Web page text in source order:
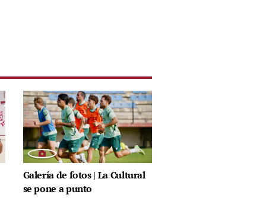
Galería de fotos | La Cultural
se pone a punto